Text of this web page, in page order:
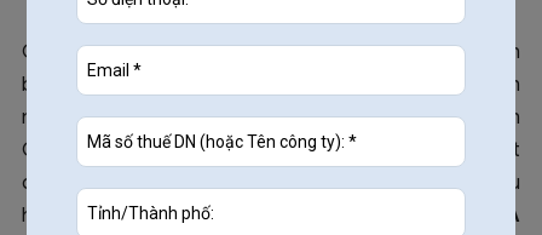
Chữ ký không chỉ là dấu ấn cá nhân trên giấy tờ, văn
bản mà còn phản ánh phong cách, tính cách và phần
nào vận mệnh của người ký. Với những người mang tên
Quân – một cái tên hàm chứa khí chất mạnh mẽ, quyết
đoán thì việc lựa chọn một mẫuchữ ký tên Quân
phù
hợp càng trở nên quan trọng. Bài viết dưới đây
MISA